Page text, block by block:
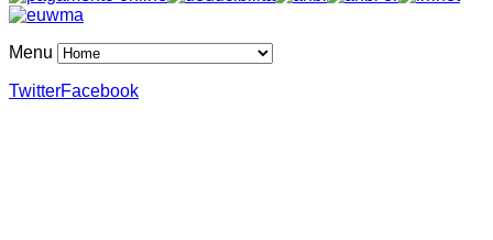
Menu
TwitterFacebook